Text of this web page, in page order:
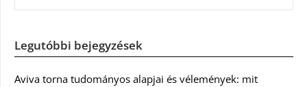
Legutóbbi bejegyzések
Aviva torna tudományos alapjai és vélemények: mit